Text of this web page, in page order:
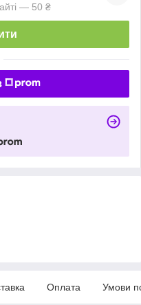
— 50 ₴
Оплата Умови